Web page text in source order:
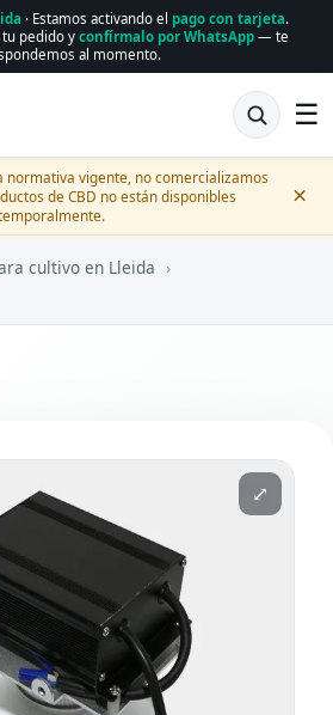
· Estamos activando el pago con tarjeta.
pedido y confírmalo por WhatsApp— te
al momento.
☰
normativa vigente, no comercializamos
de CBD no están disponibles
×
cultivo en Lleida ›
⤢